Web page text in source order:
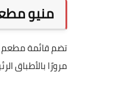
منيو
تضم قائمة مطعم
مرورًا بالأطباق